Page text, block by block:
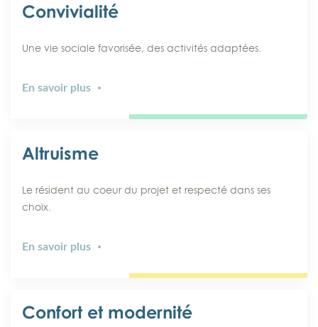
Convivialité
Une vie sociale favorisée, des activités adaptées.
En savoir plus
Altruisme
Le résident au coeur du projet et respecté dans ses
choix.
En savoir plus
Confort et modernité